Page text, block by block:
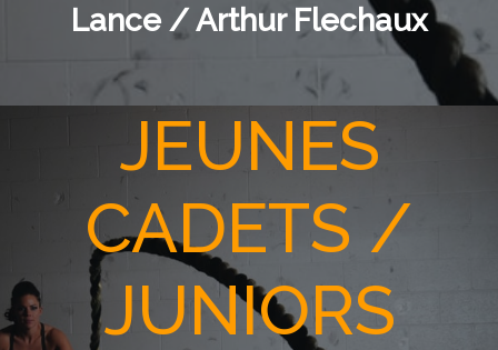
Lance / Arthur Flechaux
JEUNES
CADETS /
JUNIORS